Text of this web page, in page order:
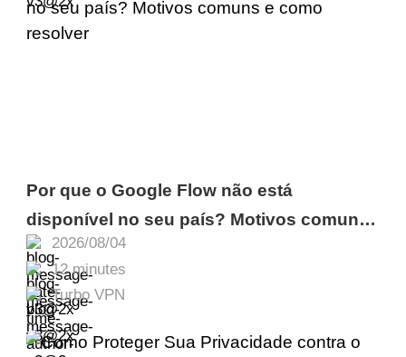
2026/08/04
12 minutes
Turbo VPN
Por que o Google Flow não está
disponível no seu país? Motivos comuns
e como resolver